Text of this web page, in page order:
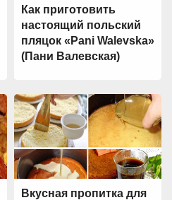
Как приготовить
настоящий польский
пляцок «Pani Walevska»
(Пани Валевская)
Вкусная пропитка для